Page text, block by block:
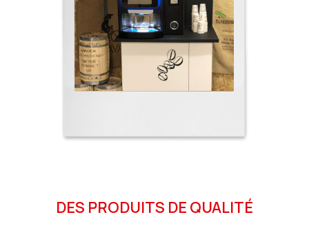
DES PRODUITS DE QUALITÉ